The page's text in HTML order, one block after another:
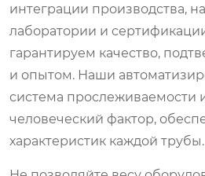
интеграции производства,
лаборатории и
гарантируем качество,
и опытом. Наши
система прослеживаемости
человеческий фактор,
характеристик каждой трубы.